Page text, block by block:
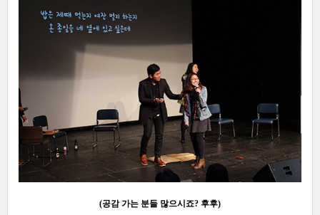
(공감 가는 분들 많으시죠? 후후)